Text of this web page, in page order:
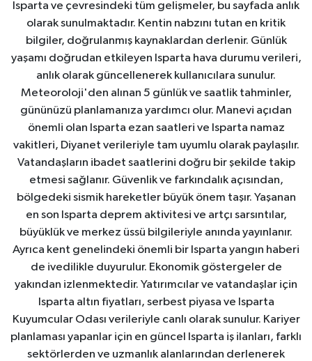
Isparta ve çevresindeki tüm gelişmeler, bu sayfada anlık
olarak sunulmaktadır. Kentin nabzını tutan en kritik
bilgiler, doğrulanmış kaynaklardan derlenir. Günlük
yaşamı doğrudan etkileyen Isparta hava durumu verileri,
anlık olarak güncellenerek kullanıcılara sunulur.
Meteoroloji'den alınan 5 günlük ve saatlik tahminler,
gününüzü planlamanıza yardımcı olur. Manevi açıdan
önemli olan Isparta ezan saatleri ve Isparta namaz
vakitleri, Diyanet verileriyle tam uyumlu olarak paylaşılır.
Vatandaşların ibadet saatlerini doğru bir şekilde takip
etmesi sağlanır. Güvenlik ve farkındalık açısından,
bölgedeki sismik hareketler büyük önem taşır. Yaşanan
en son Isparta deprem aktivitesi ve artçı sarsıntılar,
büyüklük ve merkez üssü bilgileriyle anında yayınlanır.
Ayrıca kent genelindeki önemli bir Isparta yangın haberi
de ivedilikle duyurulur. Ekonomik göstergeler de
yakından izlenmektedir. Yatırımcılar ve vatandaşlar için
Isparta altın fiyatları, serbest piyasa ve Isparta
Kuyumcular Odası verileriyle canlı olarak sunulur. Kariyer
planlaması yapanlar için en güncel Isparta iş ilanları, farklı
sektörlerden ve uzmanlık alanlarından derlenerek